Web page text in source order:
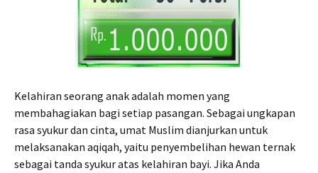
Kelahiran seorang anak adalah momen yang
membahagiakan bagi setiap pasangan. Sebagai ungkapan
rasa syukur dan cinta, umat Muslim dianjurkan untuk
melaksanakan aqiqah, yaitu penyembelihan hewan ternak
sebagai tanda syukur atas kelahiran bayi. Jika Anda